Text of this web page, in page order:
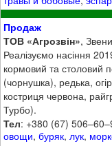
Продаж
ТОВ «Агрозвін»,
Реалізуємо насіння
кормовий та столовий
(чорнушка), редька,
костриця червона,
Турбо).
Тел: +380 (67)
овощи,буряк,лук,